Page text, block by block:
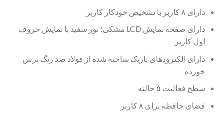
دارای ۸ کاربر با تشخیص خودکار کاربر
دارای صفحه نمایش LCD مشکی؛ نور سفید با نمایش حروف
اول کاربر
دارای الکترودهای باریک ساخته شده از فولاد ضد زنگ برس
خورده
سطح فعالیت ۵ حالته
فضای حافظه برای ۸ کاربر